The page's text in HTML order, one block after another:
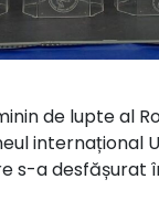
de lupte al
internațional
s-a desfășurat